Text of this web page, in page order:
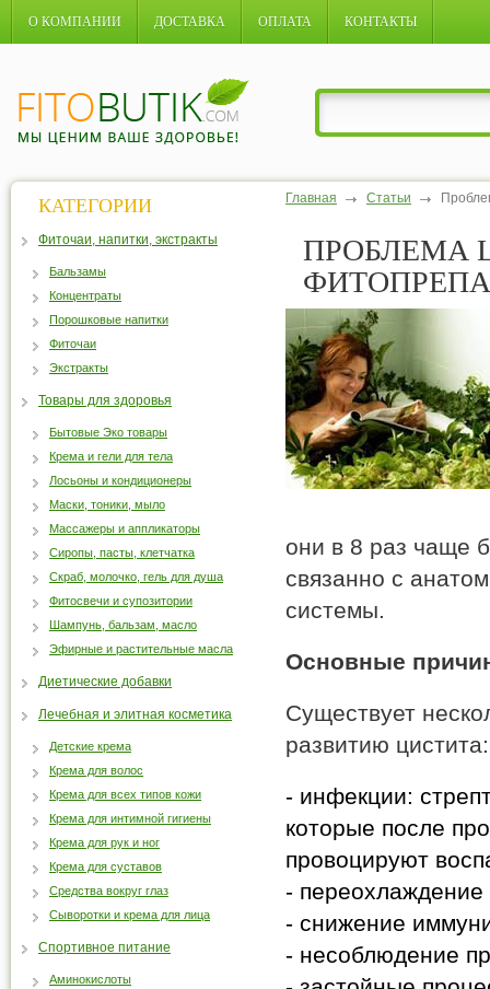
О КОМПАНИИ ДОСТАВКА ОПЛАТА КОНТАКТЫ
Главная Статьи
ПРОБЛЕМА
они в 8 раз чаще
связанно с
системы.
Основные
Существует
развитию цистита:
- инфекции:
которые после
провоцируют
- переохлаждение
- снижение
- несоблюдение
КАТЕГОРИИ
Фиточаи, напитки, экстракты
Бальзамы
Концентраты
Порошковые напитки
Фиточаи
Экстракты
Товары для здоровья
Бытовые Эко товары
Крема и гели для тела
Лосьоны и кондиционеры
Маски, тоники, мыло
Массажеры и аппликаторы
Сиропы, пасты, клетчатка
Скраб, молочко, гель для душа
Фитосвечи и супозитории
Шампунь, бальзам, масло
Эфирные и растительные масла
Диетические добавки
Лечебная и элитная косметика
Детские крема
Крема для волос
Крема для всех типов кожи
Крема для интимной гигиены
Крема для рук и ног
Крема для суставов
Средства вокруг глаз
Сыворотки и крема для лица
Спортивное питание
Аминокислоты